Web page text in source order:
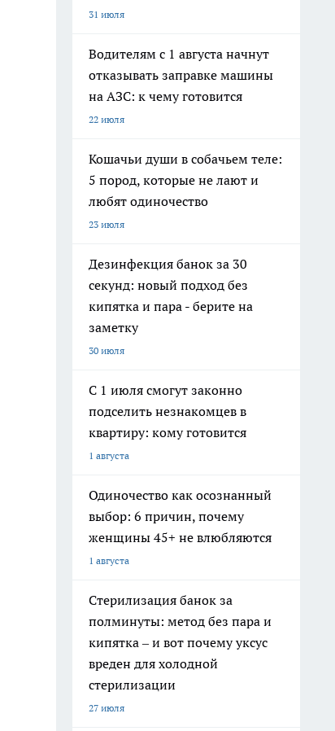
31 июля
Водителям с 1 августа начнут
отказывать заправке машины
на АЗС: к чему готовится
22 июля
Кошачьи души в собачьем теле:
5 пород, которые не лают и
любят одиночество
23 июля
Дезинфекция банок за 30
секунд: новый подход без
кипятка и пара - берите на
заметку
30 июля
С 1 июля смогут законно
подселить незнакомцев в
квартиру: кому готовится
1 августа
Одиночество как осознанный
выбор: 6 причин, почему
женщины 45+ не влюбляются
1 августа
Стерилизация банок за
полминуты: метод без пара и
кипятка – и вот почему уксус
вреден для холодной
стерилизации
27 июля